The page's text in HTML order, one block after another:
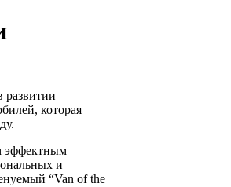
развитии
которая
эффектным
и
“Van of the